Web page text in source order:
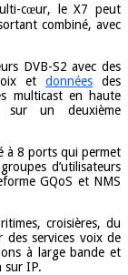
cœur, le X7 peut
combiné, avec
DVB-S2 avec des
etdonnées des
multicast en haute
un deuxième
à 8 ports qui permet
d’utilisateurs
GQoS et NMS
croisières, du
services voix de
à large bande et
sur IP.